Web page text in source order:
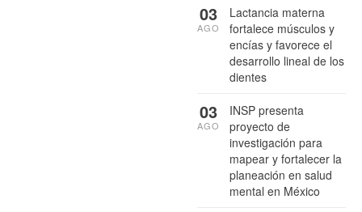
Lactancia materna
fortalece músculos y
encías y favorece el
desarrollo lineal de los
dientes
03
AGO
INSP presenta
proyecto de
investigación para
mapear y fortalecer la
planeación en salud
mental en México
03
AGO